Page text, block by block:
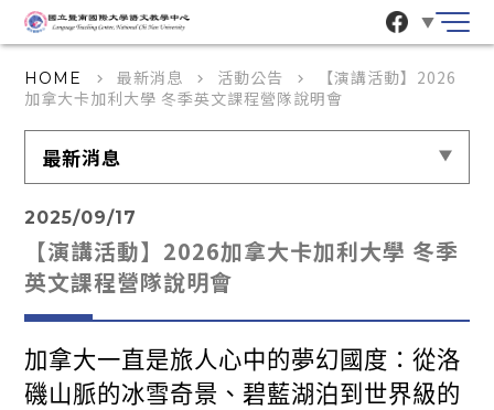
▼
HOME keyboard_arrow_right 最新消息 keyboard_arrow_right 活動公告 keyboard_arrow_right
【演講活動】2026
加拿大卡加利大學 冬季英文課程營隊說明會
最新消息
2025/09/17
【演講活動】2026加拿大卡加利大學 冬季
英文課程營隊說明會
加拿大一直是旅人心中的夢幻國度：從洛
磯山脈的冰雪奇景、碧藍湖泊到世界級的